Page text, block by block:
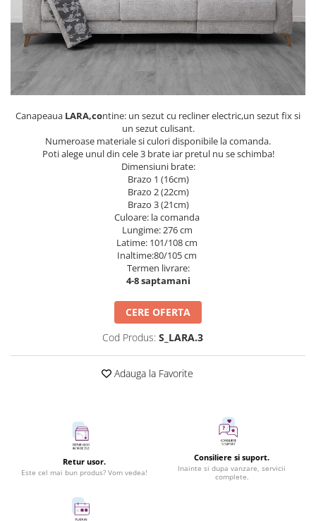
Oferte speciale
Banchete
Sezlong living
Canapeaua LARA,contine: un sezut cu recliner electric,un sezut fix si
un sezut culisant.
Numeroase materiale si culori disponibile la comanda.
Poti alege unul din cele 3 brate iar pretul nu se schimba!
Dimensiuni brate:
Brazo 1 (16cm)
Brazo 2 (22cm)
Brazo 3 (21cm)
Culoare: la comanda
Lungime: 276 cm
Latime: 101/108 cm
Inaltime:80/105 cm
Termen livrare:
4-8 saptamani
CERE OFERTA
Cod Produs: S_LARA.3
Adauga la Favorite
Retur usor.
Este cel mai bun produs? Vom vedea!
Consiliere si suport.
Inainte si dupa vanzare, servicii
complete.